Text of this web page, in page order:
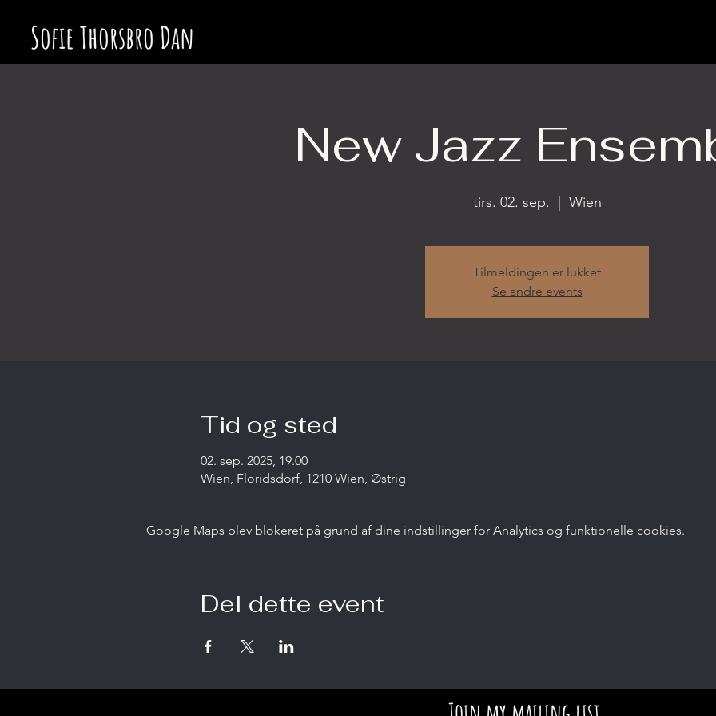
Sofie Thorsbro Dan
New Jazz
tirs. 02. sep. Wien
Tilmeldingen er lukket
Se andre events
Tid og sted
02. sep. 2025, 19.00
Wien, Floridsdorf, 1210 Wien, Østrig
Google Maps blev blokeret på grund af dine indstillinger for Analytics og funktionelle cookies.
Del dette event